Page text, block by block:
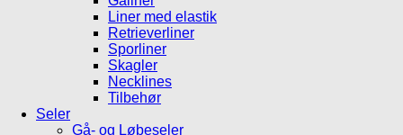
Liner med elastik
Retrieverliner
Sporliner
Skagler
Necklines
Tilbehør
Seler
Gå- og Løbeseler